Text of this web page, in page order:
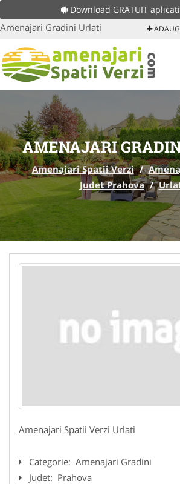
Download GRATUIT
Amenajari Gradini Urlati
AMENAJARI
Amenajari Spatii Verzi /
Judet Prahova /
Amenajari Spatii Verzi Urlati
Categorie: Amenajari Gradini
Judet: Prahova